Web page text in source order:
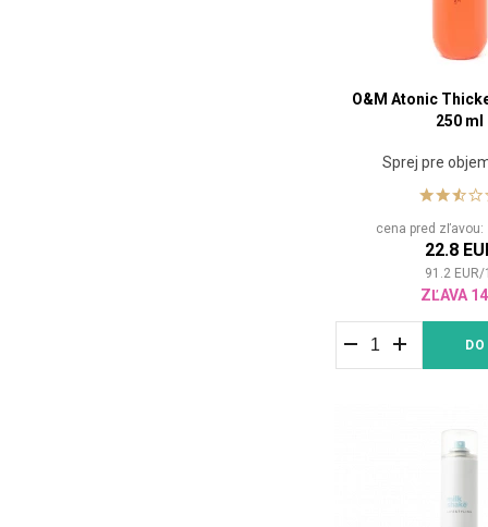
O&M Atonic
250 ml
Sprej pre
cena pred zľavou:
22.8
91.2 EUR/1
ZĽAVA